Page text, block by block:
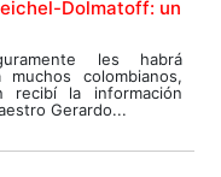
Dolmatoff: un
les habrá
muchos colombianos,
recibí la información
Gerardo...